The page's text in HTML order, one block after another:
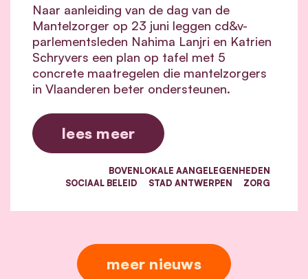
Naar aanleiding van de dag van de
Mantelzorger op 23 juni leggen cd&v-
parlementsleden Nahima Lanjri en Katrien
Schryvers een plan op tafel met 5
concrete maatregelen die mantelzorgers
in Vlaanderen beter ondersteunen.
lees meer
BOVENLOKALE AANGELEGENHEDEN
SOCIAAL BELEID
STAD ANTWERPEN ZORG
meer nieuws